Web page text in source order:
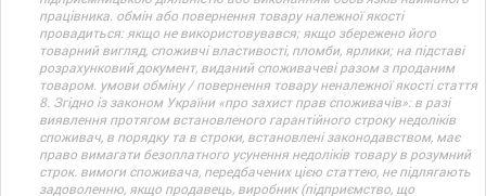
працівника. обмін або повернення товару належної якості
провадиться: якщо не використовувався; якщо збережено його
товарний вигляд, споживчі властивості, пломби, ярлики; на підставі
розрахунковий документ, виданий споживачеві разом з проданим
товаром. умови обміну / повернення товару неналежної якості стаття
8. Згідно із законом України «про захист прав споживачів»: в разі
виявлення протягом встановленого гарантійного строку недоліків
споживач, в порядку та в строки, встановлені законодавством, має
право вимагати безоплатного усунення недоліків товару в розумний
строк. вимоги споживача, передбачених цією статтею, не підлягають
задоволенню, якщо продавець, виробник (підприємство, що